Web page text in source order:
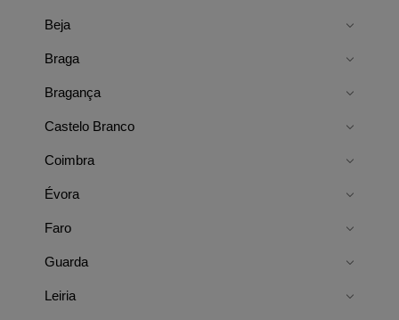
Beja
Braga
Bragança
Castelo Branco
Coimbra
Évora
Faro
Guarda
Leiria